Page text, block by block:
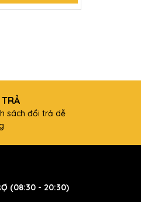
sách đổi trả dễ
(08:30 - 20:30)